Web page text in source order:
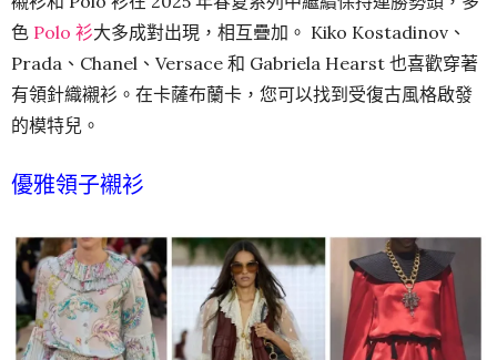
色 Polo 衫大多成對出現，相互疊加。 Kiko Kostadinov、
Prada、Chanel、Versace 和 Gabriela Hearst 也喜歡穿著
有領針織襯衫。在卡薩布蘭卡，您可以找到受復古風格啟發
的模特兒。
優雅領子襯衫